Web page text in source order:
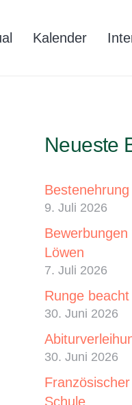
Kalender
Neueste
9. Juli 2026
Löwen
7. Juli 2026
Runge
30. Juni 2026
30. Juni 2026
Schule